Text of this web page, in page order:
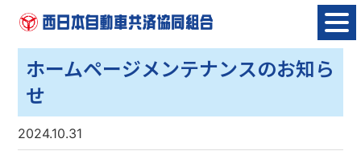
Skip
ホームページメンテナンスのお知ら
せ
2024.10.31